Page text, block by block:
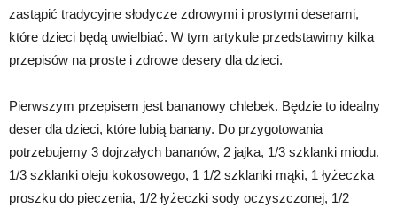
zastąpić tradycyjne słodycze zdrowymi i prostymi deserami,
które dzieci będą uwielbiać. W tym artykule przedstawimy kilka
przepisów na proste i zdrowe desery dla dzieci.
Pierwszym przepisem jest bananowy chlebek. Będzie to idealny
deser dla dzieci, które lubią banany. Do przygotowania
potrzebujemy 3 dojrzałych bananów, 2 jajka, 1/3 szklanki miodu,
1/3 szklanki oleju kokosowego, 1 1/2 szklanki mąki, 1 łyżeczka
proszku do pieczenia, 1/2 łyżeczki sody oczyszczonej, 1/2